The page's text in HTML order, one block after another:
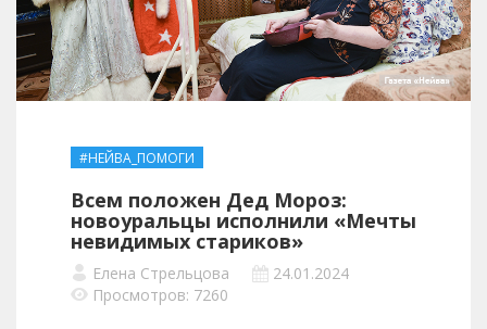
#НЕЙВА_ПОМОГИ
Всем положен Дед Мороз:
новоуральцы исполнили «Мечты
невидимых стариков»
Елена Стрельцова
24.01.2024
Просмотров: 7260